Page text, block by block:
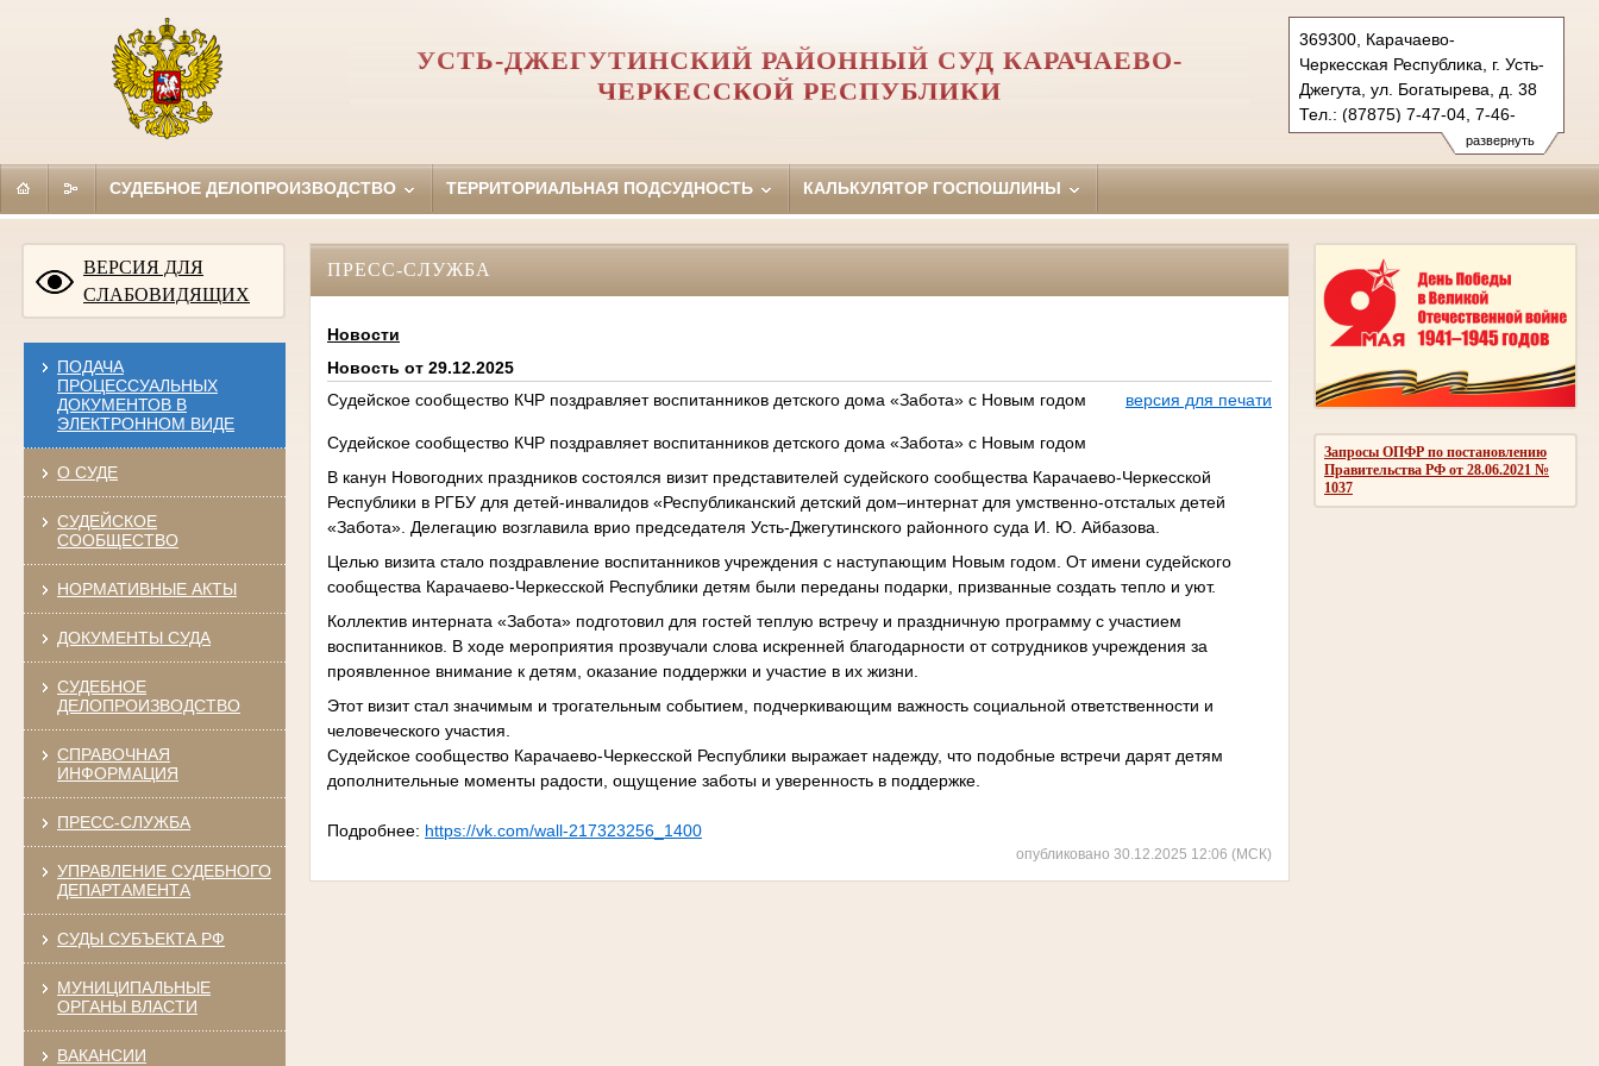
развернуть
369300, Карачаево-
Черкесская Республика, г. Усть-
Джегута, ул. Богатырева, д. 38
Тел.: (87875) 7-47-04, 7-46-
98 (ф.)
ust-djegutinsky.kchr@sudrf.ru
УСТЬ-ДЖЕГУТИНСКИЙ РАЙОННЫЙ СУД КАРАЧАЕВО-
ЧЕРКЕССКОЙ РЕСПУБЛИКИ
СУДЕБНОЕ ДЕЛОПРОИЗВОДСТВО ТЕРРИТОРИАЛЬНАЯ ПОДСУДНОСТЬ КАЛЬКУЛЯТОР ГОСПОШЛИНЫ
ВЕРСИЯ ДЛЯ
СЛАБОВИДЯЩИХ
ПОДАЧА
ПРОЦЕССУАЛЬНЫХ
ДОКУМЕНТОВ В
ЭЛЕКТРОННОМ ВИДЕ
О СУДЕ
СУДЕЙСКОЕ
СООБЩЕСТВО
НОРМАТИВНЫЕ АКТЫ
ДОКУМЕНТЫ СУДА
СУДЕБНОЕ
ДЕЛОПРОИЗВОДСТВО
СПРАВОЧНАЯ
ИНФОРМАЦИЯ
ПРЕСС-СЛУЖБА
УПРАВЛЕНИЕ СУДЕБНОГО
ДЕПАРТАМЕНТА
СУДЫ СУБЪЕКТА РФ
МУНИЦИПАЛЬНЫЕ
ОРГАНЫ ВЛАСТИ
ВАКАНСИИ
Запросы ОПФР по постановлению
Правительства РФ от 28.06.2021 №
1037
ПРЕСС-СЛУЖБА
Новости
Новость от 29.12.2025
Судейское сообщество КЧР поздравляет воспитанников детского дома «Забота» с Новым годом
версия для печати
Судейское сообщество КЧР поздравляет воспитанников детского дома «Забота» с Новым годом
В канун Новогодних праздников состоялся визит представителей судейского сообщества Карачаево-Черкесской
Республики в РГБУ для детей-инвалидов «Республиканский детский дом–интернат для умственно-отсталых детей
«Забота». Делегацию возглавила врио председателя Усть-Джегутинского районного суда И. Ю. Айбазова.
Целью визита стало поздравление воспитанников учреждения с наступающим Новым годом. От имени судейского
сообщества Карачаево-Черкесской Республики детям были переданы подарки, призванные создать тепло и уют.
Коллектив интерната «Забота» подготовил для гостей теплую встречу и праздничную программу с участием
воспитанников. В ходе мероприятия прозвучали слова искренней благодарности от сотрудников учреждения за
проявленное внимание к детям, оказание поддержки и участие в их жизни.
Этот визит стал значимым и трогательным событием, подчеркивающим важность социальной ответственности и
человеческого участия.
Судейское сообщество Карачаево-Черкесской Республики выражает надежду, что подобные встречи дарят детям
дополнительные моменты радости, ощущение заботы и уверенность в поддержке.
Подробнее: https://vk.com/wall-217323256_1400
опубликовано 30.12.2025 12:06 (МСК)